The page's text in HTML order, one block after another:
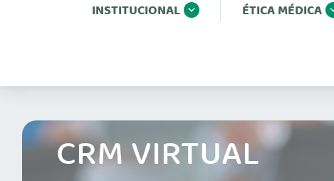
INSTITUCIONAL ÉTICA MÉDICA
CRM VIRTUAL